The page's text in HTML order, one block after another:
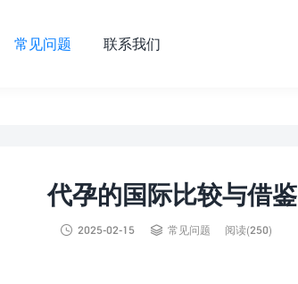
常见问题 联系我们
代孕的国际比较与借鉴
 2025-02-15  常见问题 阅读(250)